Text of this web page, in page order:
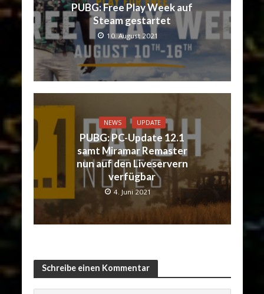
PUBG: Free Play Week auf
Steam gestartet
10. August 2021
NEWS UPDATE
PUBG: PC-Update 12.1
samt Miramar Remaster
nun auf den Liveservern
verfügbar
4. Juni 2021
Schreibe einen Kommentar